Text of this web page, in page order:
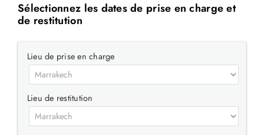
Sélectionnez les dates de prise en charge et
de restitution
Lieu de prise en charge
Lieu de restitution